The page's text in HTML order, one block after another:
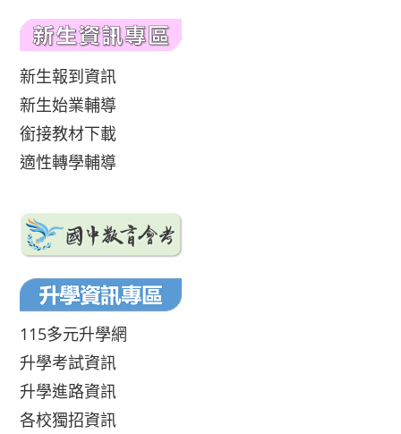
新生報到資訊
新生始業輔導
銜接教材下載
適性轉學輔導
115多元升學網
升學考試資訊
升學進路資訊
各校獨招資訊